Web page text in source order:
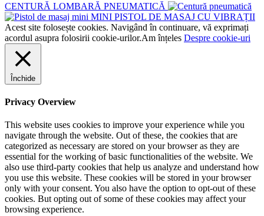
CENTURĂ LOMBARĂ PNEUMATICĂ
MINI PISTOL DE MASAJ CU VIBRAȚII
Acest site folosește cookies. Navigând în continuare, vă exprimați
acordul asupra folosirii cookie-urilor.Am înțeles Despre cookie-uri
Închide
Privacy Overview
This website uses cookies to improve your experience while you
navigate through the website. Out of these, the cookies that are
categorized as necessary are stored on your browser as they are
essential for the working of basic functionalities of the website. We
also use third-party cookies that help us analyze and understand how
you use this website. These cookies will be stored in your browser
only with your consent. You also have the option to opt-out of these
cookies. But opting out of some of these cookies may affect your
browsing experience.